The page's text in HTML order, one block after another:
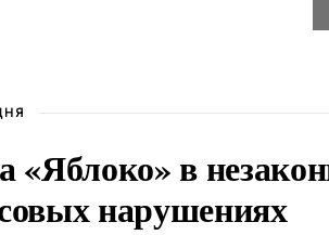
«Яблоко» в
нарушениях